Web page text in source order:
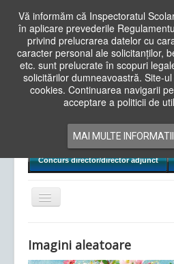
Vă informăm că Inspectoratul
în aplicare prevederile
privind prelucrarea datelor cu
caracter personal ale solicitanților,
etc. sunt prelucrate în scopuri
solicitărilor dumneavoastră. Site-
cookies. Continuarea navigarii
acceptare a politicii de
MAI MULTE INFORMATII
Cauta
in
siteAcasa Cadre Didactice
Examene Naționale
Concurs director/director adjunct
Comută
navigarea
Imagini aleatoare